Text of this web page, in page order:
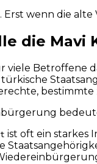
Erst wenn die
die Mavi
viele Betroffene
ist oft ein starkes